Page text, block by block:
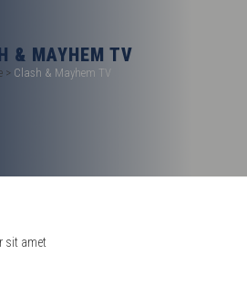
& MAYHEM TV
> Clash & Mayhem TV
sit amet